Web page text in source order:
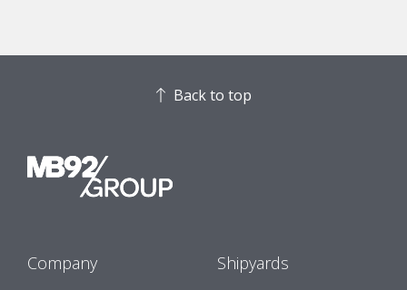
Back to top
Company Shipyards